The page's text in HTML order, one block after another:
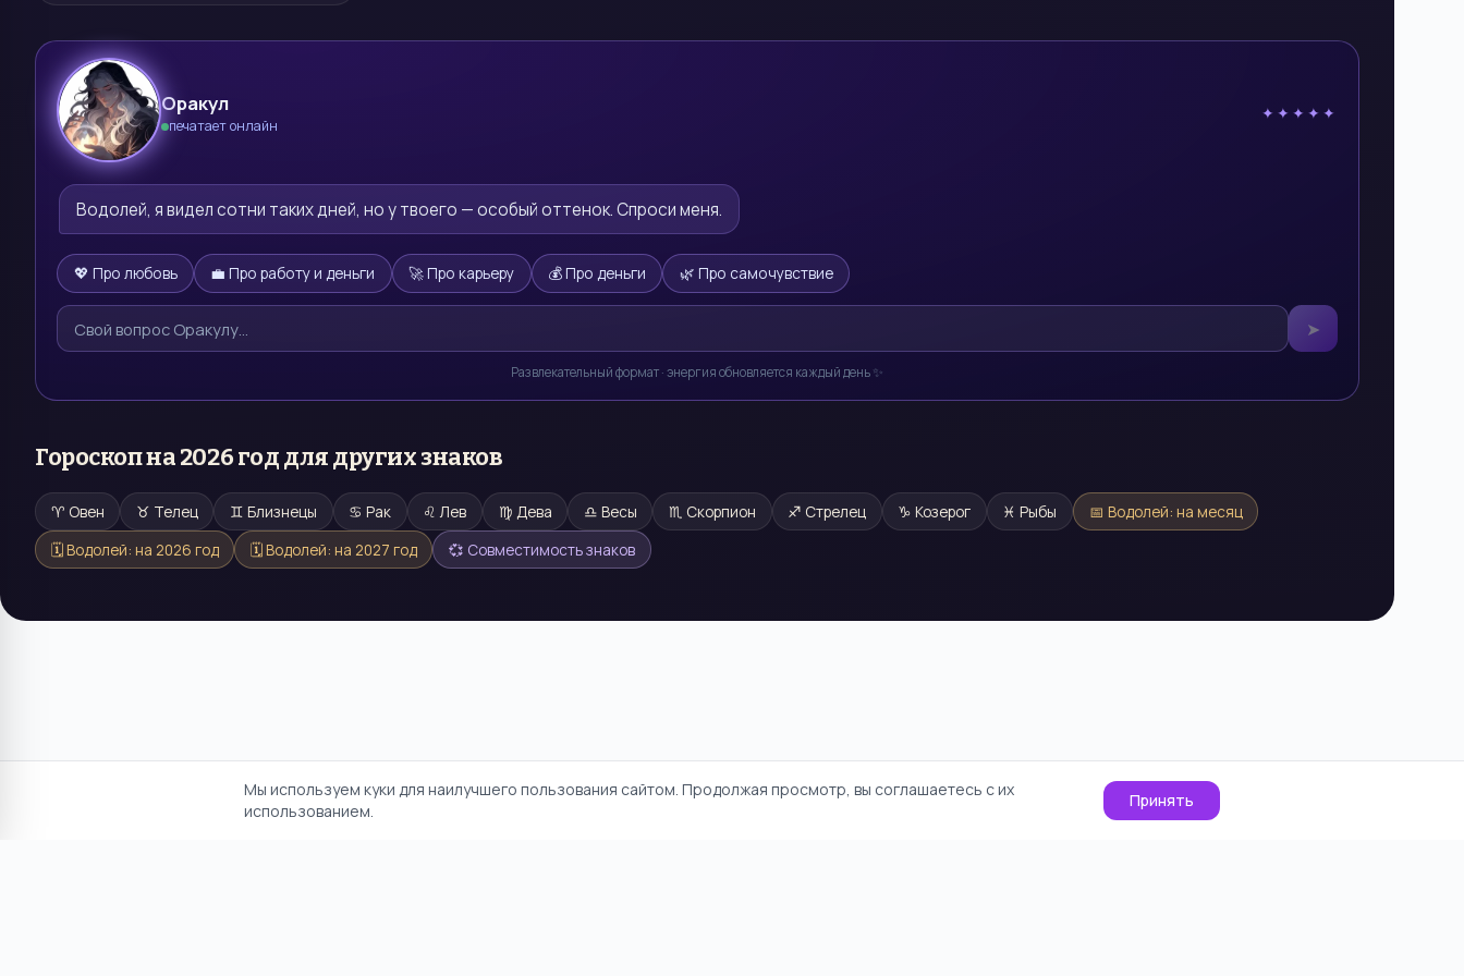
🔮
Оракул
печатает онлайн
✦✦✦✦✦
Водолей, я видел сотни таких дней, но у твоего — особый оттенок. Спроси меня.
💖 Про любовь 💼 Про работу и деньги 🚀 Про карьеру 💰 Про деньги 🌿 Про самочувствие
➤
Развлекательный формат · энергия обновляется каждый день ✨
Гороскоп на2026 годдля других знаков
♈ Овен ♉ Телец ♊ Близнецы ♋ Рак ♌ Лев ♍ Дева ♎ Весы ♏ Скорпион ♐ Стрелец ♑ Козерог ♓ Рыбы 📅 Водолей: на месяц
🗓️ Водолей: на 2026 год 🗓️Водолей: на 2027 год 💞 Совместимость знаков
Мы используем куки для наилучшего пользования сайтом. Продолжая просмотр, вы соглашаетесь с их
использованием.
Принять